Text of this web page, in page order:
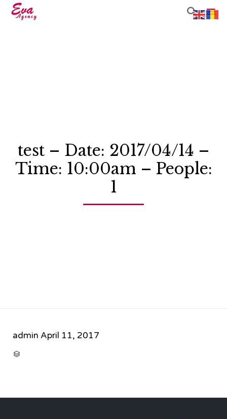

test – Date: 2017/04/14 –
Time: 10:00am – People:
1
admin April 11, 2017
